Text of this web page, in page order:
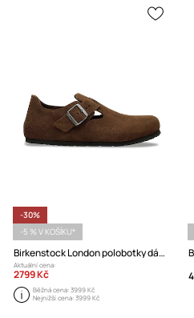
-30%
-5 % V KOŠÍKU*
Birkenstock London polobotky dámské kožené
Aktuální cena:
2799 Kč
Běžná cena:3999 Kč
Nejnižší cena:3999 Kč